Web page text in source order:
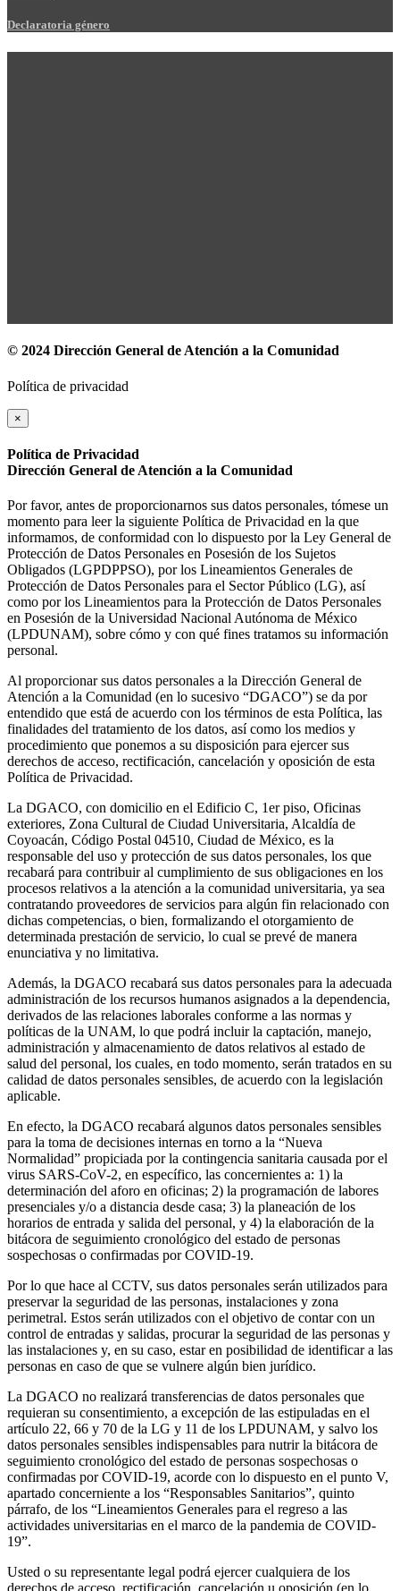
Declaratoria género
© 2024 Dirección General de Atención a la Comunidad
Política de privacidad
×
Política de Privacidad
Dirección General de Atención a la Comunidad
Por favor, antes de proporcionarnos sus datos personales, tómese un
momento para leer la siguiente Política de Privacidad en la que
informamos, de conformidad con lo dispuesto por la Ley General de
Protección de Datos Personales en Posesión de los Sujetos
Obligados (LGPDPPSO), por los Lineamientos Generales de
Protección de Datos Personales para el Sector Público (LG), así
como por los Lineamientos para la Protección de Datos Personales
en Posesión de la Universidad Nacional Autónoma de México
(LPDUNAM), sobre cómo y con qué fines tratamos su información
personal.
Al proporcionar sus datos personales a la Dirección General de
Atención a la Comunidad (en lo sucesivo “DGACO”) se da por
entendido que está de acuerdo con los términos de esta Política, las
finalidades del tratamiento de los datos, así como los medios y
procedimiento que ponemos a su disposición para ejercer sus
derechos de acceso, rectificación, cancelación y oposición de esta
Política de Privacidad.
La DGACO, con domicilio en el Edificio C, 1er piso, Oficinas
exteriores, Zona Cultural de Ciudad Universitaria, Alcaldía de
Coyoacán, Código Postal 04510, Ciudad de México, es la
responsable del uso y protección de sus datos personales, los que
recabará para contribuir al cumplimiento de sus obligaciones en los
procesos relativos a la atención a la comunidad universitaria, ya sea
contratando proveedores de servicios para algún fin relacionado con
dichas competencias, o bien, formalizando el otorgamiento de
determinada prestación de servicio, lo cual se prevé de manera
enunciativa y no limitativa.
Además, la DGACO recabará sus datos personales para la adecuada
administración de los recursos humanos asignados a la dependencia,
derivados de las relaciones laborales conforme a las normas y
políticas de la UNAM, lo que podrá incluir la captación, manejo,
administración y almacenamiento de datos relativos al estado de
salud del personal, los cuales, en todo momento, serán tratados en su
calidad de datos personales sensibles, de acuerdo con la legislación
aplicable.
En efecto, la DGACO recabará algunos datos personales sensibles
para la toma de decisiones internas en torno a la “Nueva
Normalidad” propiciada por la contingencia sanitaria causada por el
virus SARS-CoV-2, en específico, las concernientes a: 1) la
determinación del aforo en oficinas; 2) la programación de labores
presenciales y/o a distancia desde casa; 3) la planeación de los
horarios de entrada y salida del personal, y 4) la elaboración de la
bitácora de seguimiento cronológico del estado de personas
sospechosas o confirmadas por COVID-19.
Por lo que hace al CCTV, sus datos personales serán utilizados para
preservar la seguridad de las personas, instalaciones y zona
perimetral. Estos serán utilizados con el objetivo de contar con un
control de entradas y salidas, procurar la seguridad de las personas y
las instalaciones y, en su caso, estar en posibilidad de identificar a las
personas en caso de que se vulnere algún bien jurídico.
La DGACO no realizará transferencias de datos personales que
requieran su consentimiento, a excepción de las estipuladas en el
artículo 22, 66 y 70 de la LG y 11 de los LPDUNAM, y salvo los
datos personales sensibles indispensables para nutrir la bitácora de
seguimiento cronológico del estado de personas sospechosas o
confirmadas por COVID-19, acorde con lo dispuesto en el punto V,
apartado concerniente a los “Responsables Sanitarios”, quinto
párrafo, de los “Lineamientos Generales para el regreso a las
actividades universitarias en el marco de la pandemia de COVID-
19”.
Usted o su representante legal podrá ejercer cualquiera de los